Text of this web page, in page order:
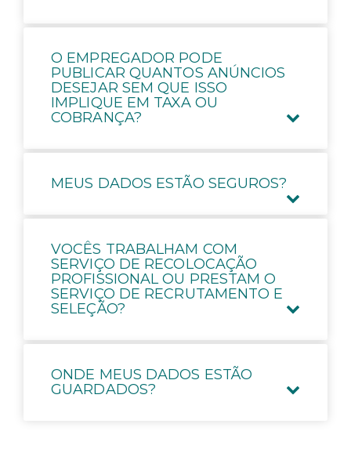
O EMPREGADOR PODE
PUBLICAR QUANTOS ANÚNCIOS
DESEJAR SEM QUE ISSO
IMPLIQUE EM TAXA OU
COBRANÇA?
MEUS DADOS ESTÃO SEGUROS?
VOCÊS TRABALHAM COM
SERVIÇO DE RECOLOCAÇÃO
PROFISSIONAL OU PRESTAM O
SERVIÇO DE RECRUTAMENTO E
SELEÇÃO?
ONDE MEUS DADOS ESTÃO
GUARDADOS?